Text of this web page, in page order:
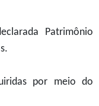
Patrimônio
por meio do